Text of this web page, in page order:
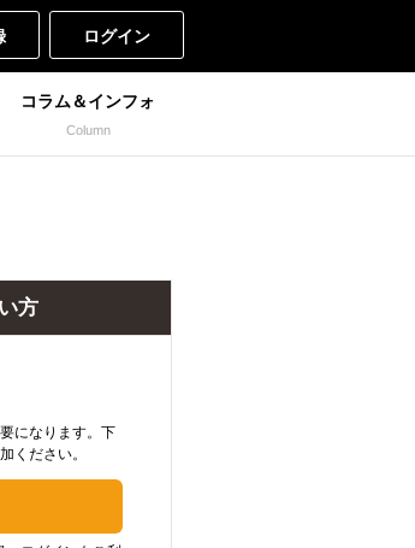
ログイン
コラム＆インフォ
Column
方
になります。下
ください。